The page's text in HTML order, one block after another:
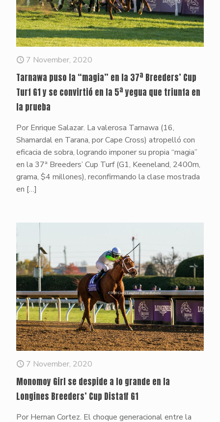
7 November, 2020
Tarnawa puso la “magia” en la 37ª Breeders’ Cup
Turf G1 y se convirtió en la 5ª yegua que triunfa en
la prueba
Por Enrique Salazar. La valerosa Tarnawa (16,
Shamardal en Tarana, por Cape Cross) atropelló con
eficacia de sobra, logrando imponer su propia “magia”
en la 37ª Breeders’ Cup Turf (G1, Keeneland, 2400m,
grama, $4 millones), reconfirmando la clase mostrada
en […]
7 November, 2020
Monomoy Girl se despide a lo grande en la
Longines Breeders’ Cup Distaff G1
Por Hernan Cortez. El choque generacional entre la